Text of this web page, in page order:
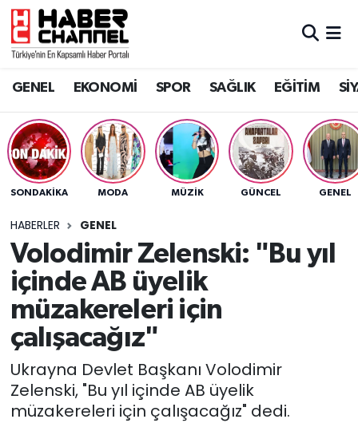
GENEL EKONOMİ SPOR SAĞLIK EĞİTİM
SONDAKIKA MODA MÜZİK GÜNCEL GENEL
HABERLER GENEL
Volodimir Zelenski: "Bu yıl
içinde AB üyelik
müzakereleri için
çalışacağız"
Ukrayna Devlet Başkanı Volodimir
Zelenski, "Bu yıl içinde AB üyelik
müzakereleri için çalışacağız" dedi.
GENEL
SPOR
SAĞLIK
EĞİTİM
SİYASET
MAGAZİN
Nöbetçi Eczaneler
Trafik Durumu
Süper Lig Puan Durumu ve Fikstür
Tüm Manşetler
Son Dakika Haberleri
Haber Arşivi